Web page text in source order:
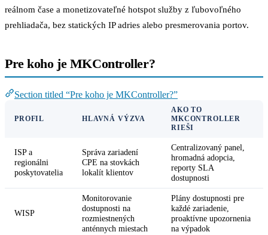
reálnom čase a monetizovateľné hotspot služby z ľubovoľného
prehliadača, bez statických IP adries alebo presmerovania portov.
Pre koho je MKController?
Section titled “Pre koho je MKController?”
PROFIL HLAVNÁ VÝZVA
AKO TO
MKCONTROLLER
RIEŠI
ISP a
regionálni
poskytovatelia
Správa zariadení
CPE na stovkách
lokalít klientov
Centralizovaný panel,
hromadná adopcia,
reporty SLA
dostupnosti
WISP
Monitorovanie
dostupnosti na
rozmiestnených
anténnych miestach
Plány dostupnosti pre
každé zariadenie,
proaktívne upozornenia
na výpadok